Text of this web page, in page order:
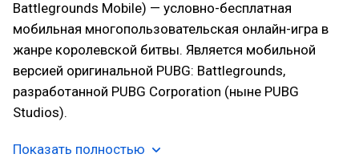
Battlegrounds Mobile) — условно-бесплатная
мобильная многопользовательская онлайн-игра в
жанре королевской битвы. Является мобильной
версией оригинальной PUBG: Battlegrounds,
разработанной PUBG Corporation (ныне PUBG
Studios).
Показать полностью